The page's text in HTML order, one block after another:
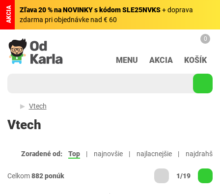
AKCIA Zľava 20 % na NOVINKY s kódom SLE25NVKS+ doprava
zdarma pri objednávke nad € 60
MENU AKCIA
0
KOŠÍK
Vtech
Vtech
Zoradené od: Top najnovšie najlacnejšie najdrahšie
Celkom882 ponúk 1/19